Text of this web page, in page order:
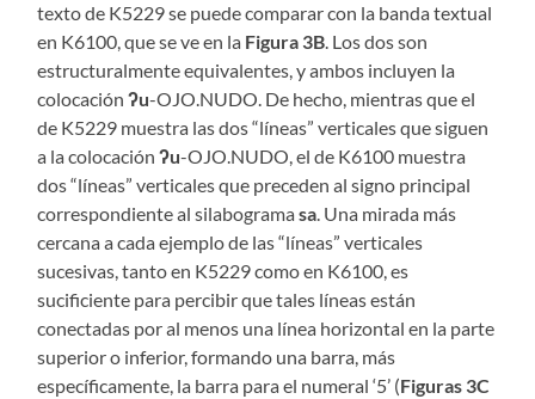
texto de K5229 se puede comparar con la banda textual
en K6100, que se ve en la Figura 3B. Los dos son
estructuralmente equivalentes, y ambos incluyen la
colocaciónʔu-OJO.NUDO. De hecho, mientras que el
de K5229 muestra las dos “líneas” verticales que siguen
a la colocaciónʔu-OJO.NUDO, el de K6100 muestra
dos “líneas” verticales que preceden al signo principal
correspondiente al silabogramasa. Una mirada más
cercana a cada ejemplo de las “líneas” verticales
sucesivas, tanto en K5229 como en K6100, es
sucificiente para percibir que tales líneas están
conectadas por al menos una línea horizontal en la parte
superior o inferior, formando una barra, más
específicamente, la barra para el numeral ‘5’ (Figuras 3C